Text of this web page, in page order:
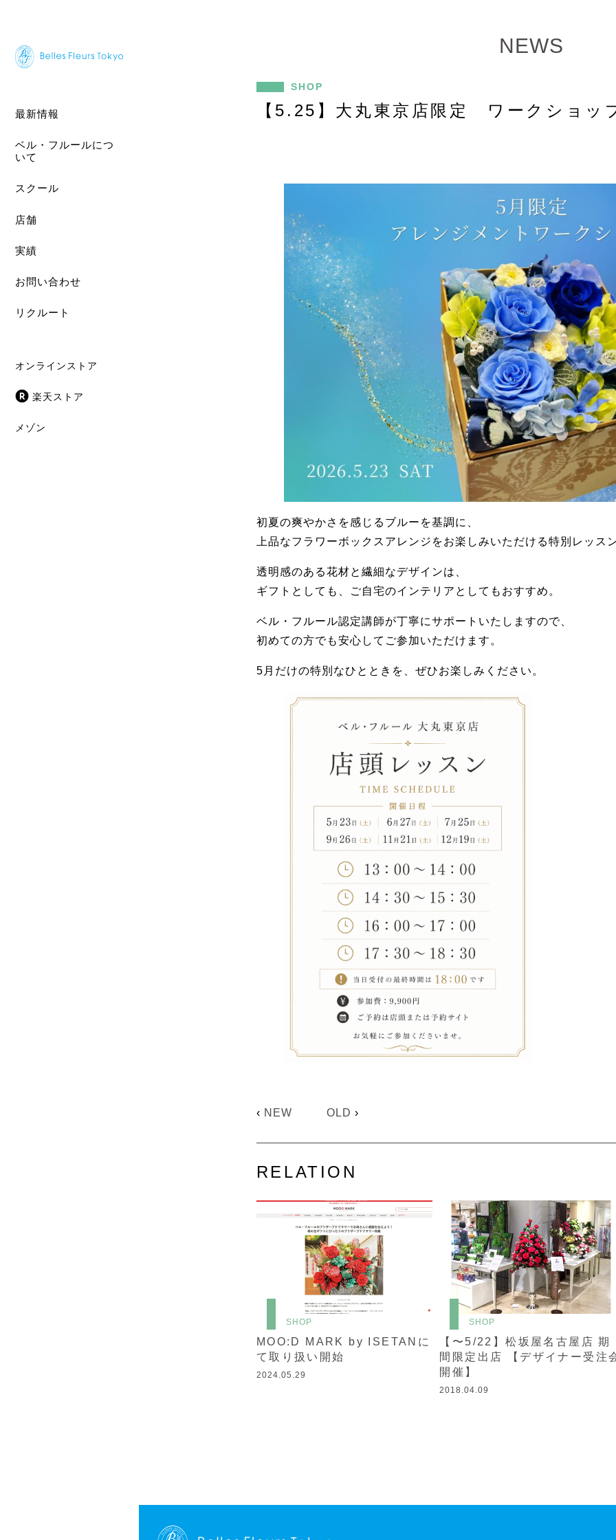
最新情報
ベル・フルールにつ
いて
スクール
店舗
実績
お問い合わせ
リクルート
オンラインストア
楽天ストア
メゾン
NEWS
SHOP
【5.25】大丸東京店限定 ワークショッ
初夏の爽やかさを感じるブルーを基調に、
上品なフラワーボックスアレンジをお楽しみいただける特別レッス
透明感のある花材と繊細なデザインは、
ギフトとしても、ご自宅のインテリアとしてもおすすめ。
ベル・フルール認定講師が丁寧にサポートいたしますので、
初めての方でも安心してご参加いただけます。
5月だけの特別なひとときを、ぜひお楽しみください。
‹ NEW OLD ›
RELATION
SHOP
MOO:D MARK by ISETANに
て取り扱い開始
2024.05.29
SHOP
【〜5/22】松坂屋名古屋店 期
間限定出店 【デザイナー受注
開催】
2018.04.09